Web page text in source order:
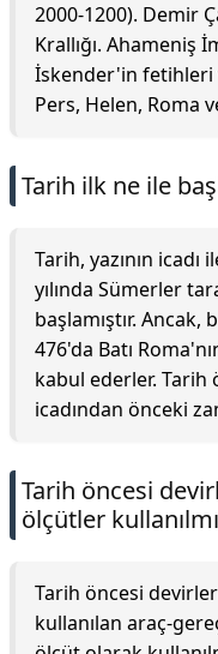
2000-1200). Demir
Krallığı. Ahameniş
İskender'in fetihleri
Pers, Helen, Roma
Tarih ilk ne ile
Tarih, yazının icadı
yılında Sümerler
başlamıştır. Ancak,
476'da Batı
kabul ederler. Tarih
icadından önceki
Tarih öncesi
ölçütler
Tarih öncesi
kullanılan araç-